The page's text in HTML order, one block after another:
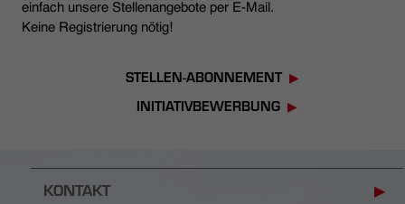
einfach unsere Stellenangebote per E-Mail.
Keine Registrierung nötig!
STELLEN-ABONNEMENT
INITIATIVBEWERBUNG
KONTAKT